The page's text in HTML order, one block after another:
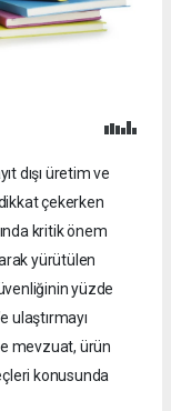
dışı üretim ve
çekerken
kritik önem
yürütülen
yüzde
ulaştırmayı
mevzuat, ürün
konusunda